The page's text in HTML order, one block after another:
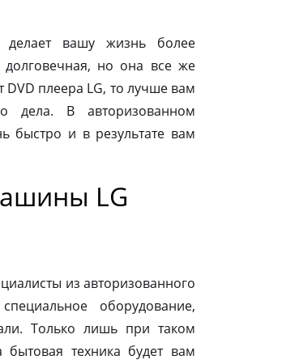
делает вашу жизнь более
но она все же
DVD плеера LG, то лучше вам
дела. В авторизованном
быстро и в результате вам
LG
из авторизованного
оборудование,
Только лишь при таком
бытовая техника будет вам